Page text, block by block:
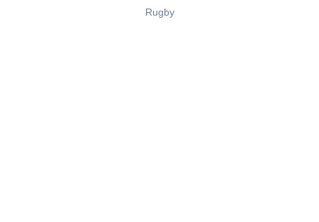
Rugby